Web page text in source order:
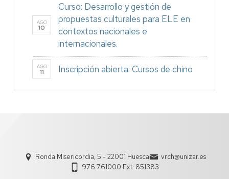
AGO
10
Curso: Desarrollo y gestión de
propuestas culturales para ELE en
contextos nacionales e
internacionales.
AGO
11 Inscripción abierta: Cursos de chino
Ronda Misericordia, 5 - 22001 Huesca
vrch@unizar.es
976 761000 Ext: 851383